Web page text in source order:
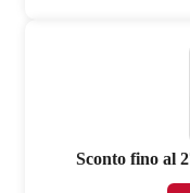
Sconto fino al